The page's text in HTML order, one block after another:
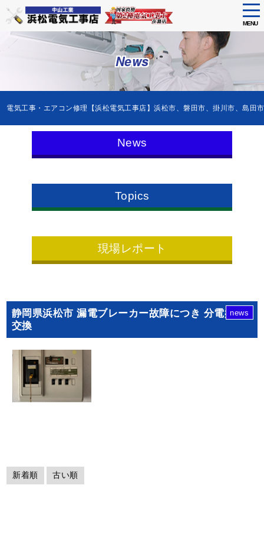
Skip
MENU
News
電気工事・エアコン修理【浜松電気工事店】浜松市、磐田市、掛川市、島田
News
Topics
現場レポート
静岡県浜松市 漏電ブレーカー故障につき 分電盤の
交換
news
新着順 古い順